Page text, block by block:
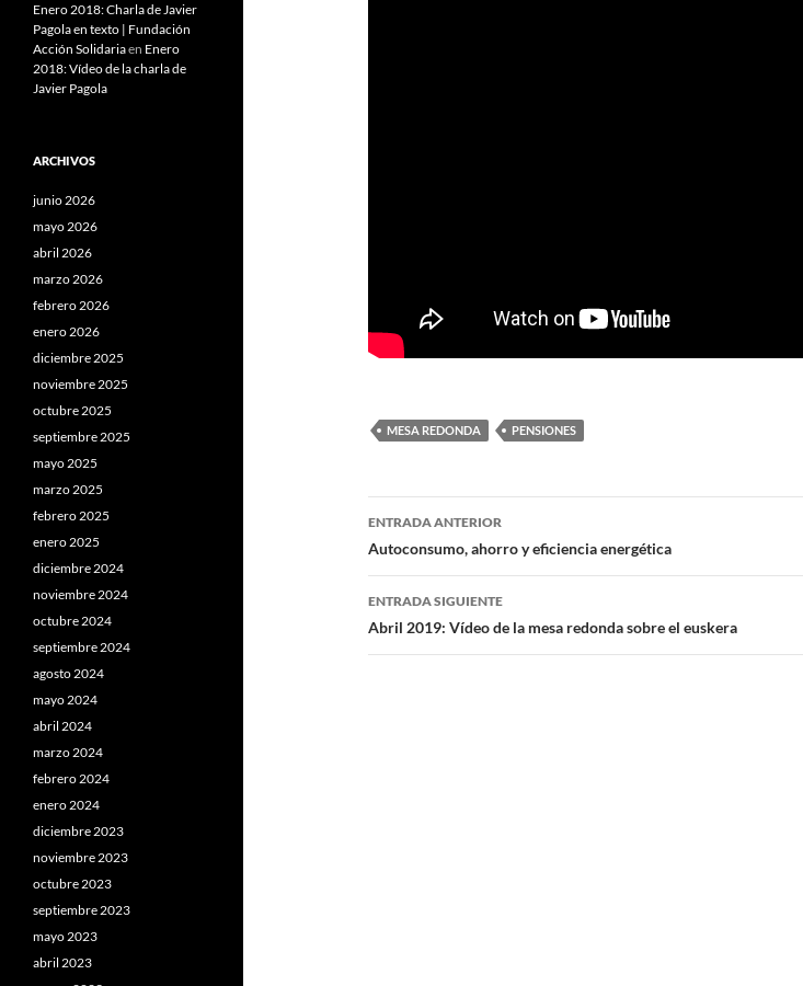
MESA REDONDA PENSIONES
Navegación
de
entradas
ENTRADA ANTERIOR
Autoconsumo, ahorro y eficiencia energética
ENTRADA SIGUIENTE
Abril 2019: Vídeo de la mesa redonda sobre el euskera
Enero 2018: Charla de Javier
Pagola en texto | Fundación
Acción Solidariaen Enero
2018: Vídeo de la charla de
Javier Pagola
ARCHIVOS
junio 2026
mayo 2026
abril 2026
marzo 2026
febrero 2026
enero 2026
diciembre 2025
noviembre 2025
octubre 2025
septiembre 2025
mayo 2025
marzo 2025
febrero 2025
enero 2025
diciembre 2024
noviembre 2024
octubre 2024
septiembre 2024
agosto 2024
mayo 2024
abril 2024
marzo 2024
febrero 2024
enero 2024
diciembre 2023
noviembre 2023
octubre 2023
septiembre 2023
mayo 2023
abril 2023